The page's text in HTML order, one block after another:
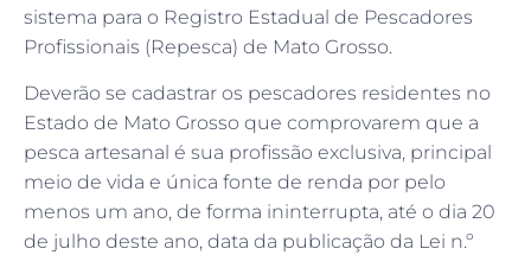
sistema para o Registro Estadual de Pescadores
Profissionais (Repesca) de Mato Grosso.
Deverão se cadastrar os pescadores residentes no
Estado de Mato Grosso que comprovarem que a
pesca artesanal é sua profissão exclusiva, principal
meio de vida e única fonte de renda por pelo
menos um ano, de forma ininterrupta, até o dia 20
de julho deste ano, data da publicação da Lei n.º